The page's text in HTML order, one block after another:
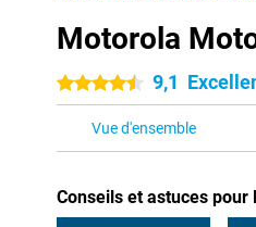
Motorola
4.5 étoiles 9,1
Vue d'ensemble
Conseils et astuces pour